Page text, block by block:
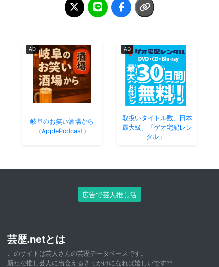
AD
岐阜のお笑い酒場から
（ApplePodcast）
AD
取扱いタイトル数、日本
最大級。「ゲオ宅配レン
タル」
広告で芸人推し活
芸歴.netとは
このサイトは芸人さんの芸歴データベースです。
新たな推し芸人に出会えるきっかけになれば嬉しいです^^